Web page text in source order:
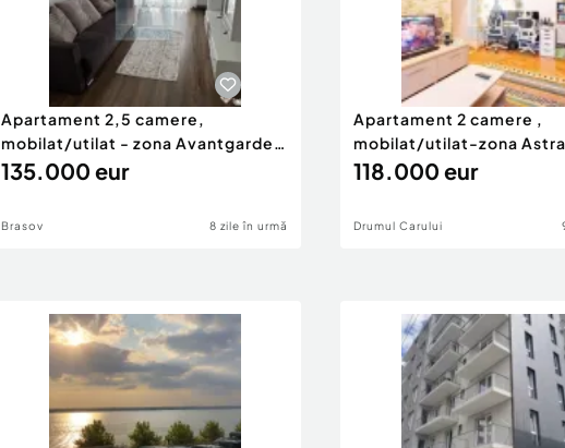
Apartament 2,5 camere,
mobilat/utilat - zona Avantgarden
...
135.000 eur
Brasov 8 zile în urmă
Apartament 2 camere ,
mobilat/utilat-zona Astra
118.000 eur
Drumul Carului